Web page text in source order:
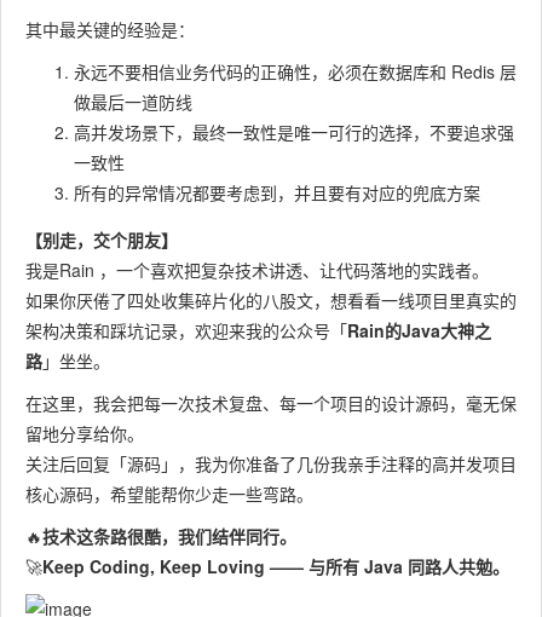
🛡️ 恶意
刷单与
重复下
单
通过脚
本批量
下单，
存
1. 入口层幂等性校验
限流3. 风控系统拦截
层就拦
的恶意
不打业
💥 缓存
击穿
Redis
宕机或
有请求
DB
1. Redis 集群部署 +
Redis 不可用时切数据
保证系
统在极
端情况
提供服
出现雪
其中最关键的经验是：
永远不要相信业务代码的正确性，必须在数据库和 Redis 层
做最后一道防线
高并发场景下，最终一致性是唯一可行的选择，不要追求强
一致性
所有的异常情况都要考虑到，并且要有对应的兜底方案
【别走，交个朋友】
我是Rain ，一个喜欢把复杂技术讲透、让代码落地的实践者。
如果你厌倦了四处收集碎片化的八股文，想看看一线项目里真实的
架构决策和踩坑记录，欢迎来我的公众号「Rain的Java大神之
路」坐坐。
在这里，我会把每一次技术复盘、每一个项目的设计源码，毫无保
留地分享给你。
关注后回复「源码」，我为你准备了几份我亲手注释的高并发项目
核心源码，希望能帮你少走一些弯路。
🔥技术这条路很酷，我们结伴同行。
🚀Keep Coding, Keep Loving —— 与所有 Java 同路人共勉。